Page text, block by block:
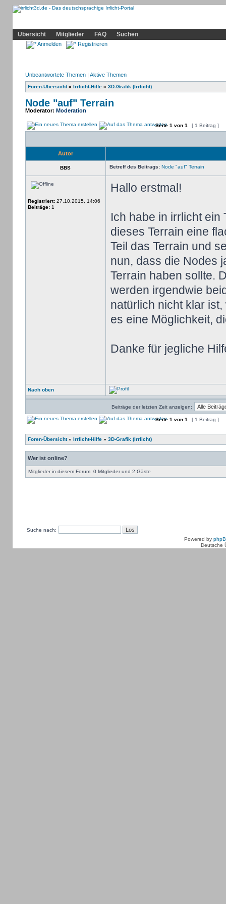
Übersicht
Mitglieder FAQ Suchen
Anmelden Registrieren
Unbeantwortete Themen| Aktive Themen
Foren-Übersicht» Irrlicht-Hilfe» 3D-Grafik (Irrlicht)
Node "auf" Terrain
Moderator: Moderation
Seite 1 von 1 [ 1 Beitrag ]
Autor
BBS Betreff des Beitrags: Node "auf" Terrain
Registriert:27.10.2015, 14:06
Beiträge:1
Hallo erstmal!
Ich habe in irrlicht ein
dieses Terrain eine
Teil das Terrain und
nun, dass die Nodes
Terrain haben sollte.
werden irgendwie
natürlich nicht klar
es eine Möglichkeit,
Danke für jegliche
Nach oben
Beiträge der letzten Zeit anzeigen:
Seite 1 von 1 [ 1 Beitrag ]
Foren-Übersicht» Irrlicht-Hilfe» 3D-Grafik (Irrlicht)
Wer ist online?
Mitglieder in diesem Forum: 0 Mitglieder und 2 Gäste
Suche nach:
Powered by
Deutsche